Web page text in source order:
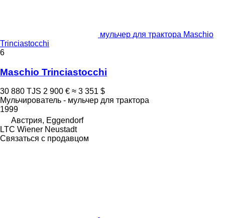
мульчер для трактора Maschio
Trinciastocchi
6
Maschio Trinciastocchi
30 880 TJS 2 900 € ≈ 3 351 $
Мульчирователь - мульчер для трактора
1999
Австрия, Eggendorf
LTC Wiener Neustadt
Связаться с продавцом